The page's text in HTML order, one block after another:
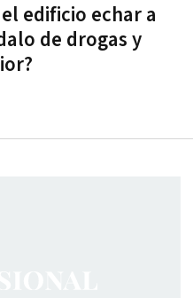
edificio echar a
de drogas y